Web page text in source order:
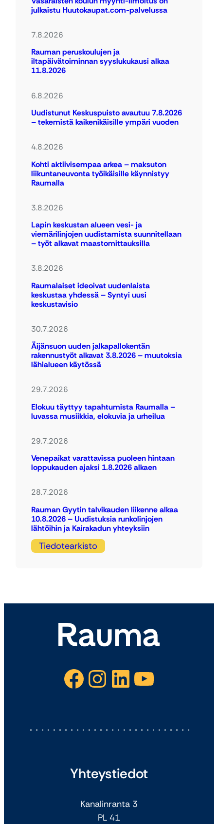
julkaistu Huutokaupat.com-palvelussa
7.8.2026
Rauman peruskoulujen ja
iltapäivätoiminnan syyslukukausi alkaa
11.8.2026
6.8.2026
Uudistunut Keskuspuisto avautuu 7.8.2026
– tekemistä kaikenikäisille ympäri vuoden
4.8.2026
Kohti aktiivisempaa arkea – maksuton
liikuntaneuvonta työikäisille käynnistyy
Raumalla
3.8.2026
Lapin keskustan alueen vesi- ja
viemärilinjojen uudistamista suunnitellaan
– työt alkavat maastomittauksilla
3.8.2026
Raumalaiset ideoivat uudenlaista
keskustaa yhdessä – Syntyi uusi
keskustavisio
30.7.2026
Äijänsuon uuden jalkapallokentän
rakennustyöt alkavat 3.8.2026 – muutoksia
lähialueen käytössä
29.7.2026
Elokuu täyttyy tapahtumista Raumalla –
luvassa musiikkia, elokuvia ja urheilua
29.7.2026
Venepaikat varattavissa puoleen hintaan
loppukauden ajaksi 1.8.2026 alkaen
28.7.2026
Rauman Gyytin talvikauden liikenne alkaa
10.8.2026 – Uudistuksia runkolinjojen
lähtöihin ja Kairakadun yhteyksiin
Tiedotearkisto
Facebook Instagram LinkedIn YouTube
Yhteystiedot
Kanalinranta 3
PL 41